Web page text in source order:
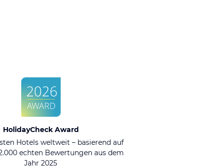
HolidayCheck Award
Hotels weltweit – basierend auf
echten Bewertungen aus dem
Jahr 2025